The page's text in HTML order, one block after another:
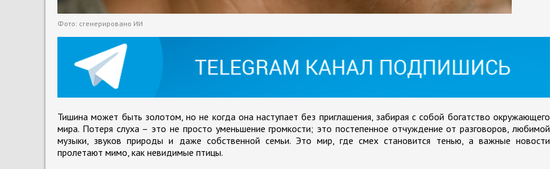
Фото: сгенерировано ИИ
Тишина может быть золотом, но не когда она наступает без приглашения, забирая с собой богатство окружающего
мира. Потеря слуха – это не просто уменьшение громкости; это постепенное отчуждение от разговоров, любимой
музыки, звуков природы и даже собственной семьи. Это мир, где смех становится тенью, а важные новости
пролетают мимо, как невидимые птицы.